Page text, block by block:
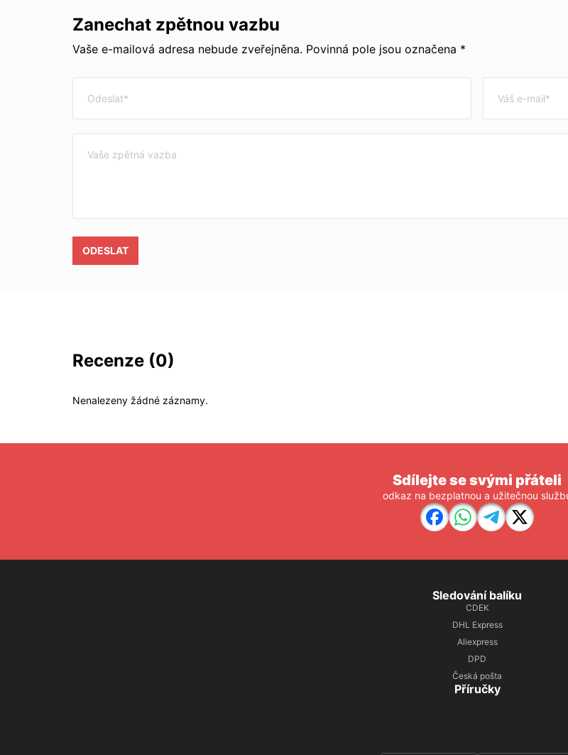
Zanechat zpětnou vazbu
Vaše e-mailová adresa nebude zveřejněna. Povinná pole jsou označena *
ODESLAT
Recenze (0)
Nenalezeny žádné záznamy.
Sdílejte se svými přáteli
odkaz na bezplatnou a užitečnou
Sledování balíku
CDEK
DHL Express
Aliexpress
DPD
Česká pošta
Příručky